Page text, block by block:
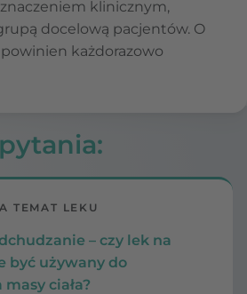
klinicznym,
docelową pacjentów. O
każdorazowo
pytania:
TEMAT LEKU
– czy lek na
być używany do
ciała?